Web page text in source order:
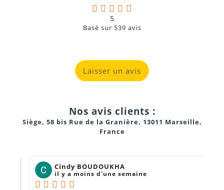
5
Basé sur 539 avis
Laisser un avis
Nos avis clients :
Siège, 58 bis Rue de la Granière, 13011 Marseille,
France
Cindy BOUDOUKHA
il y a moins d'une semaine